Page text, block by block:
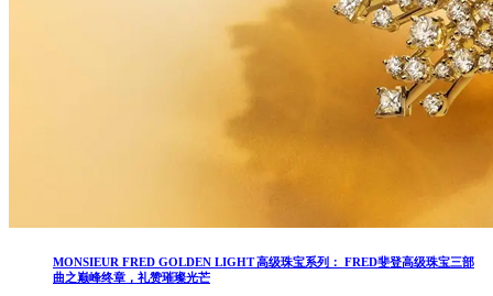
MONSIEUR FRED GOLDEN LIGHT 高级珠宝系列： FRED斐登高级珠宝三部
曲之巅峰终章，礼赞璀璨光芒